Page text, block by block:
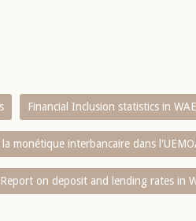
Financial Inclusion statistics in
monétique interbancaire dans
Report on deposit and lending rates in